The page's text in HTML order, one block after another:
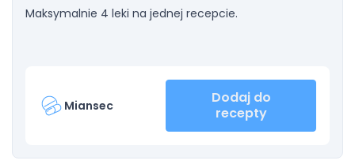
Maksymalnie 4 leki na jednej recepcie.
Miansec
Dodaj do
recepty